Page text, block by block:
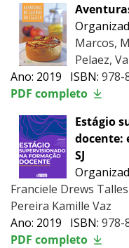
Marcos,
Pelaez,
Ano: 2019 ISBN: 978-
PDF completo
Estágio
docente:
SJ
Franciele Drews
Pereira Kamille Vaz
Ano: 2019 ISBN: 978-
PDF completo